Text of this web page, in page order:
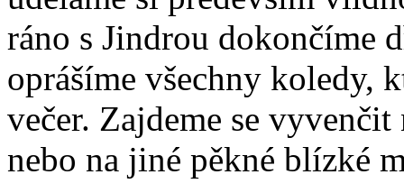
ráno s Jindrou dokončíme
oprášíme všechny koledy,
večer. Zajdeme se
nebo na jiné pěkné blízké